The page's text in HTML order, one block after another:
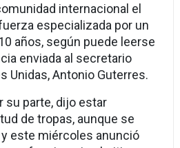
internacional el
especializada por un
años, según puede leerse
enviada al secretario
Unidas, Antonio Guterres.
su parte, dijo estar
de tropas, aunque se
este miércoles anunció